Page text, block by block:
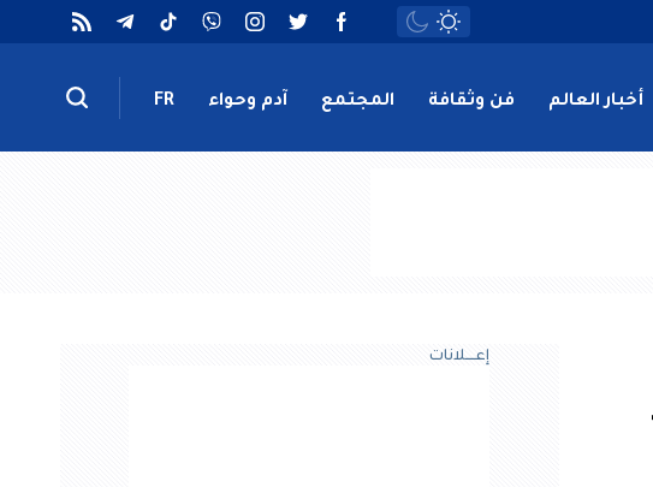
أخبار العالم فن وثقافة المجتمع آدم وحواء FR
إعــــلانات